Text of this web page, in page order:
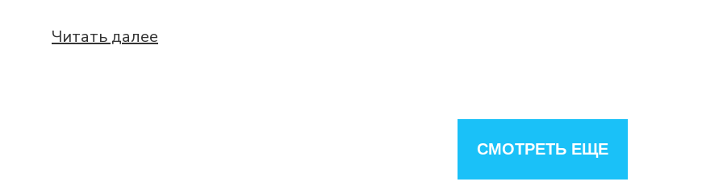
Читать далее
СМОТРЕТЬ ЕЩЕ